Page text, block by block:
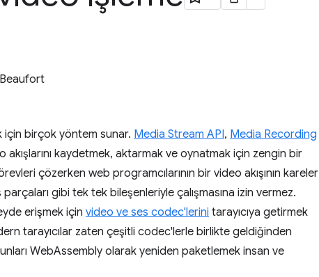
için birçok yöntem sunar. Media Stream API, Media Recording
akışlarını kaydetmek, aktarmak ve oynatmak için zengin bir
çözerken web programcılarının bir video akışının kareler
parçaları gibi tek tek bileşenleriyle çalışmasına izin vermez.
erişmek için video ve ses codec'lerini tarayıcıya getirmek
tarayıcılar zaten çeşitli codec'lerle birlikte geldiğinden
WebAssembly olarak yeniden paketlemek insan ve